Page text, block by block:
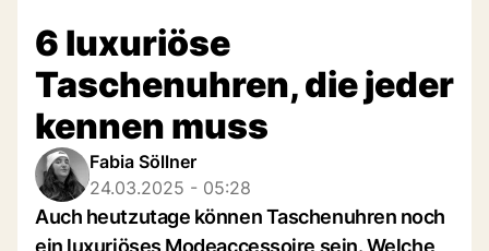
6 luxuriöse
Taschenuhren, die jeder
kennen muss
Fabia Söllner
24.03.2025 - 05:28
Auch heutzutage können Taschenuhren noch
ein luxuriöses Modeaccessoire sein. Welche